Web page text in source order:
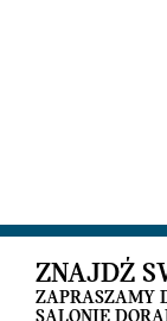
ZNAJDŹ
ZAPRASZAMY